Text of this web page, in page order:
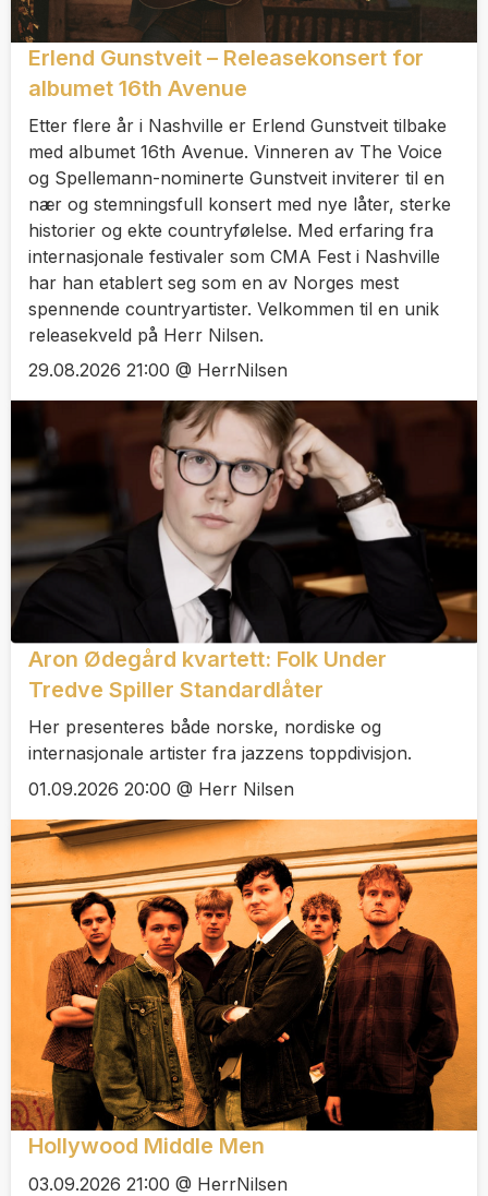
Erlend Gunstveit – Releasekonsert for
albumet 16th Avenue
Etter flere år i Nashville er Erlend Gunstveit tilbake
med albumet 16th Avenue. Vinneren av The Voice
og Spellemann-nominerte Gunstveit inviterer til en
nær og stemningsfull konsert med nye låter, sterke
historier og ekte countryfølelse. Med erfaring fra
internasjonale festivaler som CMA Fest i Nashville
har han etablert seg som en av Norges mest
spennende countryartister. Velkommen til en unik
releasekveld på Herr Nilsen.
29.08.2026 21:00 @ HerrNilsen
Aron Ødegård kvartett: Folk Under
Tredve Spiller Standardlåter
Her presenteres både norske, nordiske og
internasjonale artister fra jazzens toppdivisjon.
01.09.2026 20:00 @ Herr Nilsen
Hollywood Middle Men
03.09.2026 21:00 @ HerrNilsen